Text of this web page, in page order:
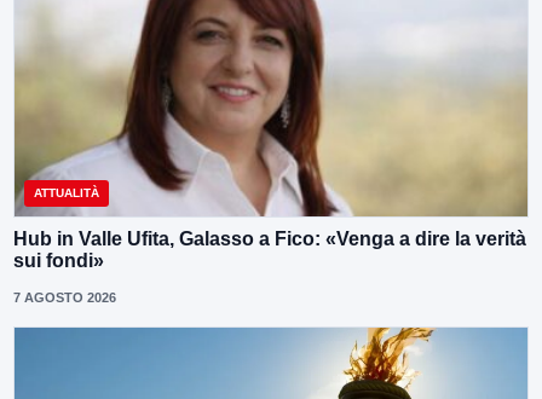
ATTUALITÀ
Hub in Valle Ufita, Galasso a Fico: «Venga a dire la verità
sui fondi»
7 AGOSTO 2026